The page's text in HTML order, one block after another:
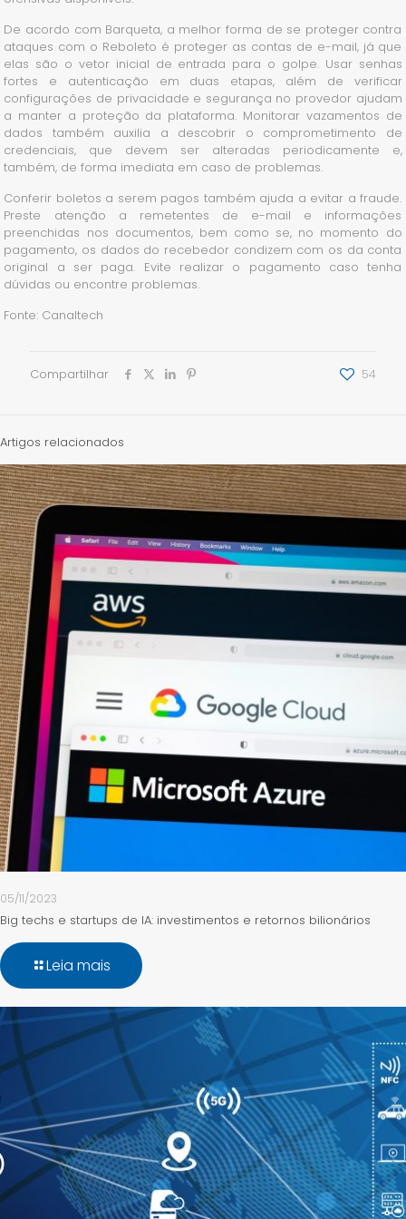
De acordo com Barqueta, a melhor forma de se proteger contra
ataques com o Reboleto é proteger as contas de e-mail, já que
elas são o vetor inicial de entrada para o golpe. Usar senhas
fortes e autenticação em duas etapas, além de verificar
configurações de privacidade e segurança no provedor ajudam
a manter a proteção da plataforma. Monitorar vazamentos de
dados também auxilia a descobrir o comprometimento de
credenciais, que devem ser alteradas periodicamente e,
também, de forma imediata em caso de problemas.
Conferir boletos a serem pagos também ajuda a evitar a fraude.
Preste atenção a remetentes de e-mail e informações
preenchidas nos documentos, bem como se, no momento do
pagamento, os dados do recebedor condizem com os da conta
original a ser paga. Evite realizar o pagamento caso tenha
dúvidas ou encontre problemas.
Fonte: Canaltech
Compartilhar 54
Artigos relacionados
05/11/2023
Big techs e startups de IA: investimentos e retornos bilionários
Leia mais